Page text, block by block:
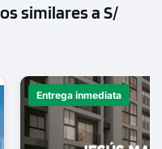
similares a S/
Entrega inmediata